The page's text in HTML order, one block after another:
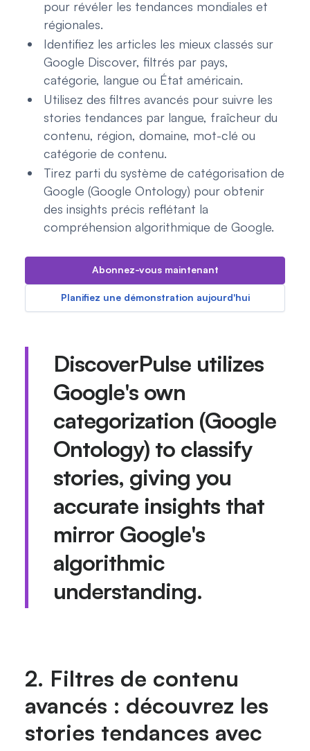
pour révéler les tendances mondiales et
régionales.
Identifiez les articles les mieux classés sur
Google Discover, filtrés par pays,
catégorie, langue ou État américain.
Utilisez des filtres avancés pour suivre les
stories tendances par langue, fraîcheur du
contenu, région, domaine, mot-clé ou
catégorie de contenu.
Tirez parti du système de catégorisation de
Google (Google Ontology) pour obtenir
des insights précis reflétant la
compréhension algorithmique de Google.
Abonnez-vous maintenant
Planifiez une démonstration aujourd'hui
DiscoverPulse utilizes
Google's own
categorization (Google
Ontology) to classify
stories, giving you
accurate insights that
mirror Google's
algorithmic
understanding.
2. Filtres de contenu
avancés : découvrez les
stories tendances avec